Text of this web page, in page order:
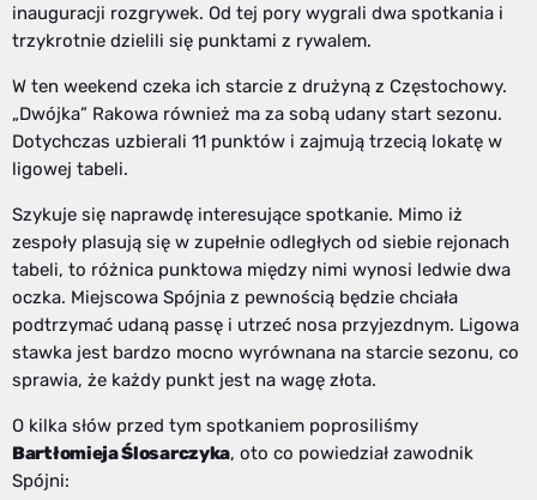
inauguracji rozgrywek. Od tej pory wygrali dwa spotkania i
trzykrotnie dzielili się punktami z rywalem.
W ten weekend czeka ich starcie z drużyną z Częstochowy.
„Dwójka” Rakowa również ma za sobą udany start sezonu.
Dotychczas uzbierali 11 punktów i zajmują trzecią lokatę w
ligowej tabeli.
Szykuje się naprawdę interesujące spotkanie. Mimo iż
zespoły plasują się w zupełnie odległych od siebie rejonach
tabeli, to różnica punktowa między nimi wynosi ledwie dwa
oczka. Miejscowa Spójnia z pewnością będzie chciała
podtrzymać udaną passę i utrzeć nosa przyjezdnym. Ligowa
stawka jest bardzo mocno wyrównana na starcie sezonu, co
sprawia, że każdy punkt jest na wagę złota.
O kilka słów przed tym spotkaniem poprosiliśmy
Bartłomieja Ślosarczyka, oto co powiedział zawodnik
Spójni: